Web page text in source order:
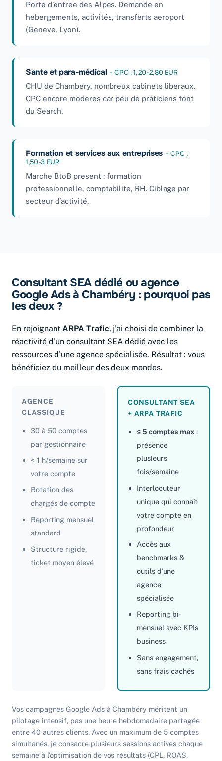
Porte d’entree des Alpes. Demande en
hebergements, activités, transferts aeroport
(Geneve, Lyon).
Sante et para-médical – CPC : 1,20-2,80 EUR
CHU de Chambery, nombreux cabinets liberaux.
CPC encore moderes car peu de praticiens font
du Search.
Formation et services aux entreprises – CPC :
1,50-3 EUR
Marche BtoB present : formation
professionnelle, comptabilite, RH. Ciblage par
secteur d’activité.
Consultant SEA dédié ou agence
Google Ads à Chambéry : pourquoi pas
les deux ?
En rejoignant ARPA Trafic, j’ai choisi de combiner la
réactivité d’un consultant SEA dédié avec les
ressources d’une agence spécialisée. Résultat : vous
bénéficiez du meilleur des deux mondes.
AGENCE
CLASSIQUE
30 à 50 comptes
par gestionnaire
< 1 h/semaine sur
votre compte
Rotation des
chargés de compte
Reporting mensuel
standard
Structure rigide,
ticket moyen élevé
CONSULTANT SEA
+ ARPA TRAFIC
≤ 5 comptes max:
présence
plusieurs
fois/semaine
Interlocuteur
unique qui connaît
votre compte en
profondeur
Accès aux
benchmarks &
outils d’une
agence
spécialisée
Reporting bi-
mensuel avec KPIs
business
Sans engagement,
sans frais cachés
Vos campagnes Google Ads à Chambéry méritent un
pilotage intensif, pas une heure hebdomadaire partagée
entre 40 autres clients. Avec un maximum de 5 comptes
simultanés, je consacre plusieurs sessions actives chaque
semaine à l’optimisation de vos résultats (CPL, ROAS,